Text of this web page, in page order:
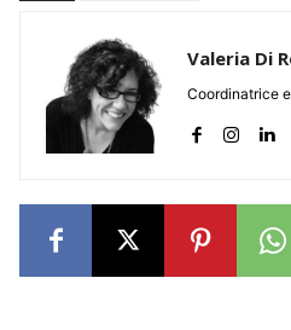
Valeria Di
Coordinatrice